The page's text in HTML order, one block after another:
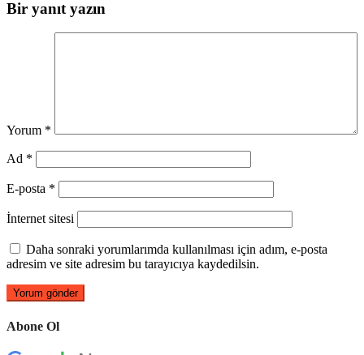
Bir yanıt yazın
Yorum *
Ad *
E-posta *
İnternet sitesi
Daha sonraki yorumlarımda kullanılması için adım, e-posta
adresim ve site adresim bu tarayıcıya kaydedilsin.
Abone Ol